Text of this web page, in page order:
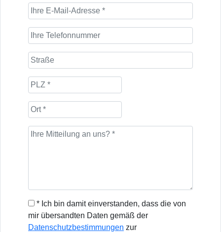
* Ich bin damit einverstanden, dass die von
mir übersandten Daten gemäß der
Datenschutzbestimmungen zur